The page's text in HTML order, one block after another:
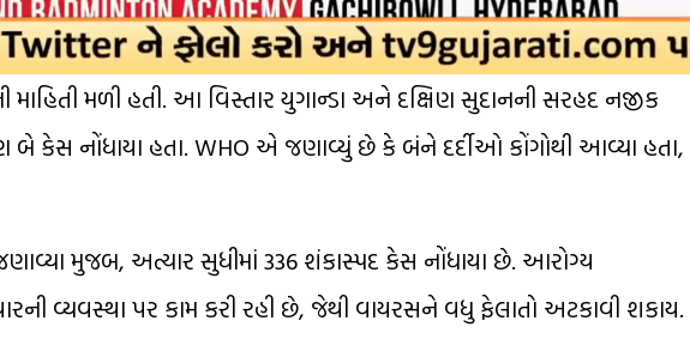
માહિતી મળી હતી. આ વિસ્તાર યુગાન્ડા અને દક્ષિણ સુદાનની સરહદ નજીક
બે કેસ નોંધાયા હતા. WHO એ જણાવ્યું છે કે બંને દર્દીઓ કોંગોથી આવ્યા હતા,
મુજબ, અત્યાર સુધીમાં 336 શંકાસ્પદ કેસ નોંધાયા છે. આરોગ્ય
વ્યવસ્થા પર કામ કરી રહી છે, જેથી વાયરસને વધુ ફેલાતો અટકાવી શકાય.